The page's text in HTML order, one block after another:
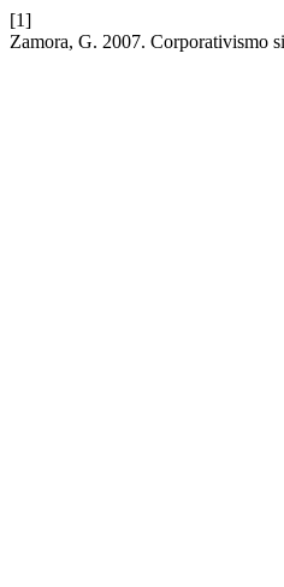
[1]
Zamora, G. 2007. Corporativismo